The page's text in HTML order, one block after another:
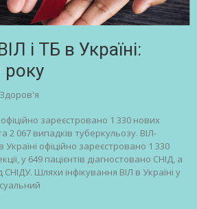
і ТБ в Україні:
року
Здоров'я
офіційно зареєстровано 1 330 нових
2 067 випадків туберкульозу. ВІЛ-
Україні офіційно зареєстровано 1 330
у 649 пацієнтів діагностовано СНІД, а
Шляхи інфікування ВІЛ в Україні у